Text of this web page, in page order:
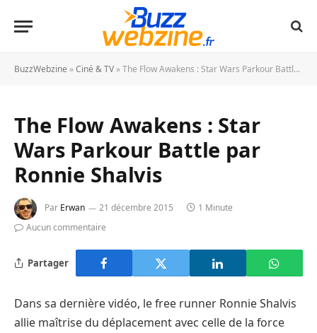
BuzzWebzine »Ciné & TV »The Flow Awakens : Star Wars Parkour Battle par Ronnie Shalvis
The Flow Awakens : Star
Wars Parkour Battle par
Ronnie Shalvis
Par Erwan 21 décembre 2015
1 Minute
Aucun commentaire
Partager
Dans sa dernière vidéo, le free runner Ronnie Shalvis
allie maîtrise du déplacement avec celle de la force